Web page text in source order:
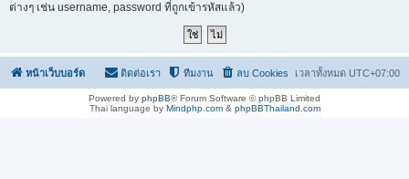
ต่างๆ เช่น username, password ที่ถูกเข้ารหัสแล้ว)
หน้าเว็บบอร์ด เวลาทั้งหมด UTC+07:00
ลบ Cookies
ทีมงาน
ติดต่อเรา
Powered by phpBB® Forum Software © phpBB Limited
Thai language by Mindphp.com& phpBBThailand.com